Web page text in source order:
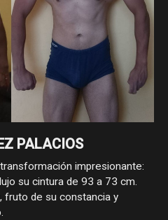
PALACIOS
impresionante:
su cintura de 93 a 73 cm.
fruto de su constancia y